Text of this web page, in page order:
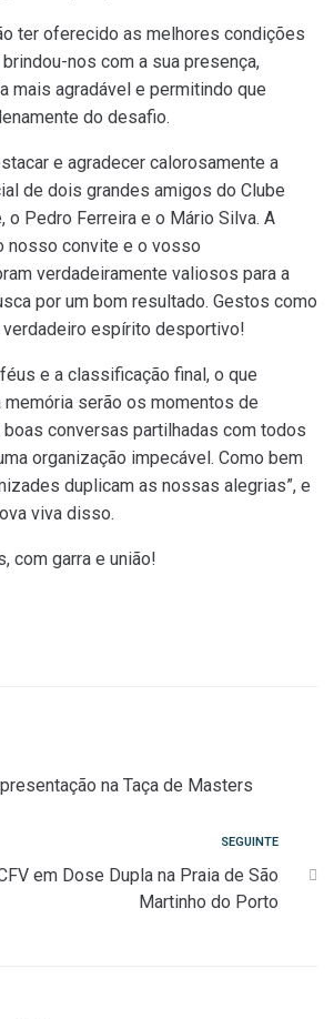
ter oferecido as melhores condições
nos com a sua presença,
mais agradável e permitindo que
do desafio.
e agradecer calorosamente a
de dois grandes amigos do Clube
o Pedro Ferreira e o Mário Silva. A
nosso convite e o vosso
verdadeiramente valiosos para a
por um bom resultado. Gestos como
espírito desportivo!
e a classificação final, o que
memória serão os momentos de
boas conversas partilhadas com todos
organização impecável. Como bem
duplicam as nossas alegrias”, e
viva disso.
com garra e união!
na Taça de Masters
SEGUINTE
em Dose Dupla na Praia de São
Martinho do Porto